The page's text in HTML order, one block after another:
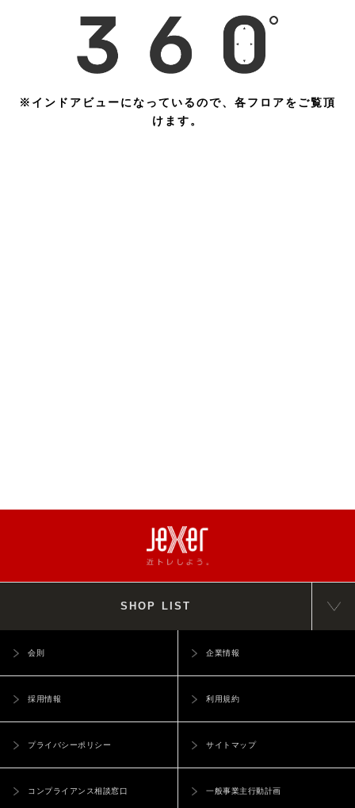
※インドアビューになっているので、各フロアをご覧頂
けます。
SHOP LIST
会則 企業情報
採用情報 利用規約
プライバシーポリシー サイトマップ
コンプライアンス相談窓口 一般事業主行動計画